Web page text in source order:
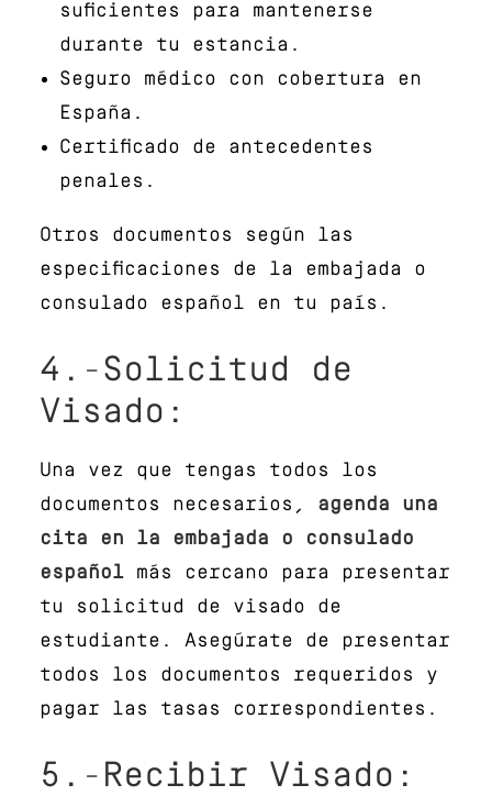
suficientes para mantenerse
durante tu estancia.
Seguro médico con cobertura en
España.
Certificado de antecedentes
penales.
Otros documentos según las
especificaciones de la embajada o
consulado español en tu país.
4.-Solicitud de
Visado:
Una vez que tengas todos los
documentos necesarios, agenda una
cita en la embajada o consulado
español más cercano para presentar
tu solicitud de visado de
estudiante. Asegúrate de presentar
todos los documentos requeridos y
pagar las tasas correspondientes.
5.-Recibir Visado: